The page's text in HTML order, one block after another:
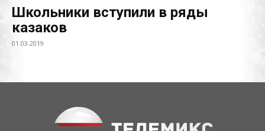
Школьники вступили в ряды
казаков
01.03.2019